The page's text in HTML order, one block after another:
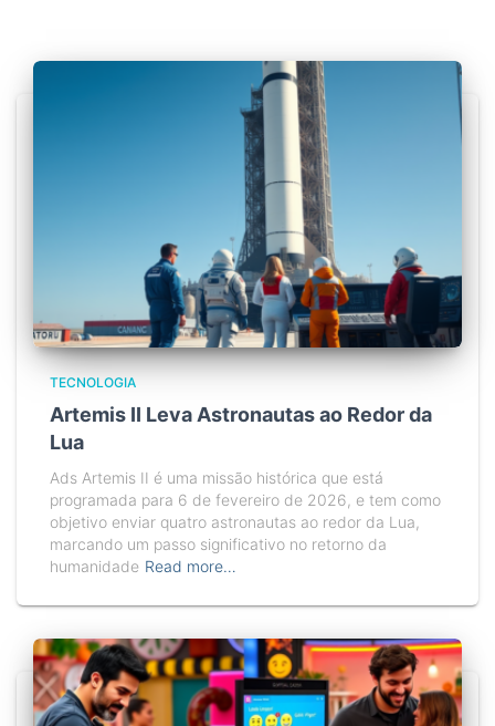
TECNOLOGIA
Artemis II Leva Astronautas ao Redor da
Lua
Ads Artemis II é uma missão histórica que está
programada para 6 de fevereiro de 2026, e tem como
objetivo enviar quatro astronautas ao redor da Lua,
marcando um passo significativo no retorno da
humanidade Read more…